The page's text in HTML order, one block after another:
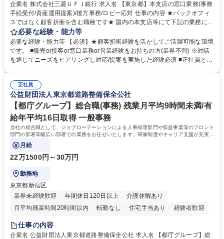
企業名 株式会社三菱ＵＦＪ銀行 求人名 【東京都】本支店の窓口業務(事務
手続受付/資産運用提案)/後方事務/ロビー応対 仕事の内容 ★バックオフィ
スではなく顧客折衝を含む職種です★ 国内の本支店等にて下記の業務に従
事していただきます。 ■窓口/後方/ロビーにて事務手続等の受付・オペレ
ーション、お客様対応 ■窓口にて、ご来店された個人のお客様に対して金
融商品のご提案 ■効率的な事務運用の検討・構築等 ≪業務紹介：ご応募前
に必ずご覧ください≫ ※記事 https://www.mysite.bk.mufg.jp/career/circle/
必要な経験・能力等
必要な経験・能力等 【必須】★顧客折衝経験を活かしてご活躍可能な環境
です。 ■販売or接客or窓口業務or営業経験をお持ちの方(業界不問) ※対話
を通じてニーズをヒアリングし対応/提案を実施した経験必須 ■正社員とし
るので安心して入行いただけます。 幅広いキャリアの選択肢があり、公募
や社内副業等を活用し、 一人ひとりが挑戦できるカルチャーが浸透してい
ます。 学歴・資格 学歴：大学院 大学 高専 短大 専修学校 高校 語学力：
資格：
正社員
公益財団法人東京都道路整備保全公社
【都庁グループ】総合職(事務) 残業月平均9時間未満/有
給年平均16日取得 一般事務
当社の総合職として、ジョブローテーションによる人事経理部門や収益事業等のフロント
部門の部署等幅広い部署での業務をお任せいたします。研修制度やキャリア支援が充実し
ております！ ※下記業務詳細
月給
22万1500円～30万円
勤務地
東京都新宿区
業界未経験歓迎
年間休日120日以上
介護休暇あり
月平均残業時間20時間以内
転勤なし 住宅手当あり
経験者歓迎
研修あり
退職金あり
駅近5分以内
資格取得手当あり 食事補助あり
仕事の内容
企業名 公益財団法人東京都道路整備保全公社 求人名 【都庁グループ】総